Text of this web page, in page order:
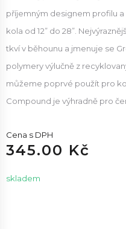
příjemným designem profilu
kola od 12” do 28”.
tkví v běhounu a jmenuje se
polymery výlučně z
můžeme poprvé použít pro
Compound je výhradně pro
Cena s DPH
345.00 Kč
skladem